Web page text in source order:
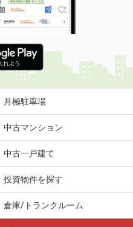
月極駐車場
中古マンション
中古一戸建て
投資物件を探す
倉庫/トランクルーム